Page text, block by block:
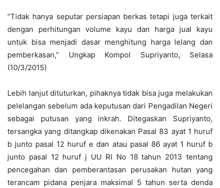
“Tidak hanya seputar persiapan berkas tetapi juga terkait
dengan perhitungan volume kayu dan harga jual kayu
untuk bisa menjadi dasar menghitung harga lelang dan
pemberkasan,” Ungkap Kompol Supriyanto, Selasa
(10/3/2015)
Lebih lanjut dituturkan, pihaknya tidak bisa juga melakukan
pelelangan sebelum ada keputusan dari Pengadilan Negeri
sebagai putusan yang inkrah. Ditegaskan Supriyanto,
tersangka yang ditangkap dikenakan Pasal 83 ayat 1 huruf
b junto pasal 12 huruf e dan atau pasal 86 ayat 1 huruf b
junto pasal 12 huruf j UU RI No 18 tahun 2013 tentang
pencegahan dan pemberantasan perusakan hutan yang
terancam pidana penjara maksimal 5 tahun serta denda